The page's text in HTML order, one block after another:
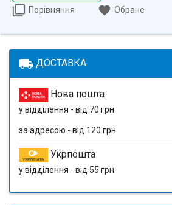
Порівняння
Обране
local_shipping ДОСТАВКА
Нова пошта
у відділення - від 70 грн
за адресою - від 120 грн
Укрпошта
у відділення - від 55 грн